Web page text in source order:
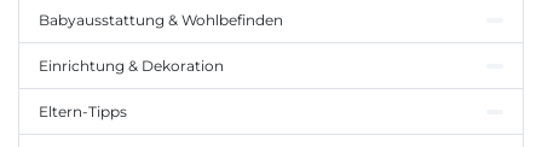
Babyausstattung & Wohlbefinden
Einrichtung & Dekoration
Eltern-Tipps